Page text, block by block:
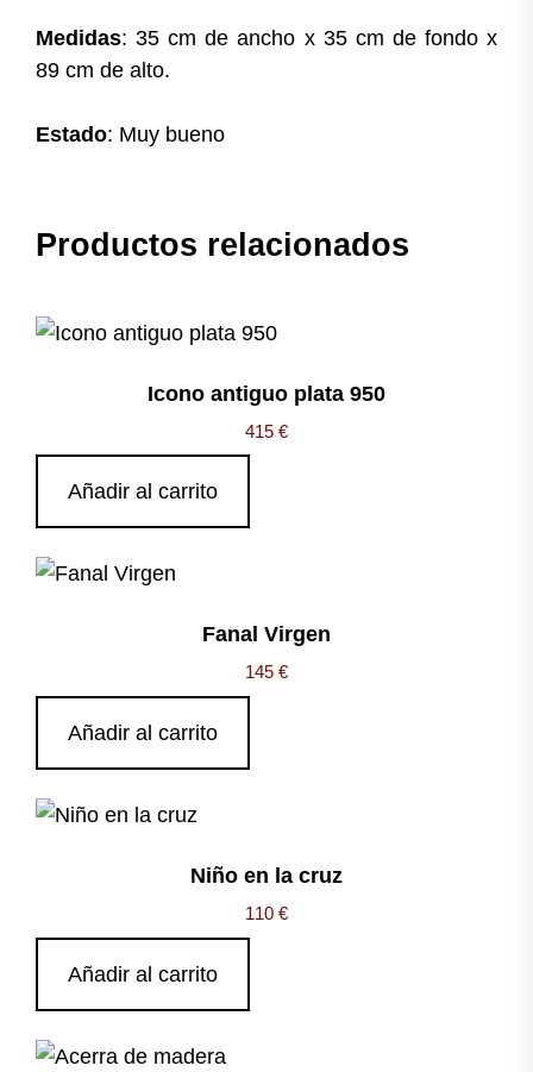
Medidas: 35 cm de ancho x 35 cm de fondo x
89 cm de alto.
Estado: Muy bueno
Productos relacionados
Icono antiguo plata 950
415 €
Añadir al carrito
Fanal Virgen
145 €
Añadir al carrito
Niño en la cruz
110 €
Añadir al carrito